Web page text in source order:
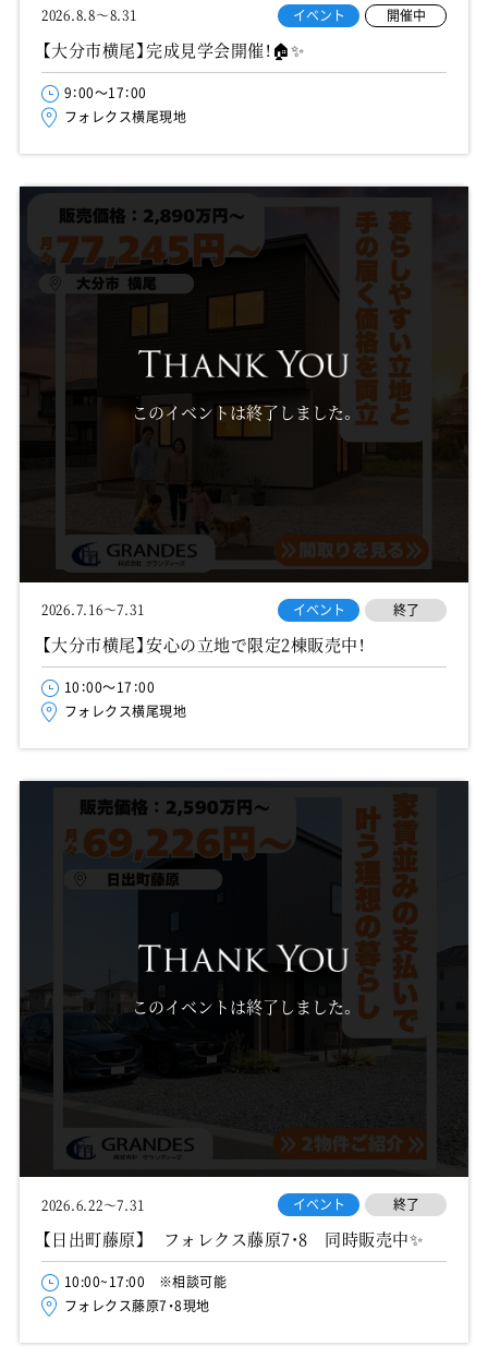
2026.8.8～8.31 イベント 開催中
【大分市横尾】完成見学会開催！🏠✨
9：00～17：00
フォレクス横尾現地
このイベントは終了しました。
2026.7.16～7.31 イベント 終了
【大分市横尾】安心の立地で限定2棟販売中！
10：00～17：00
フォレクス横尾現地
このイベントは終了しました。
2026.6.22～7.31 イベント 終了
【日出町藤原】 フォレクス藤原7・8 同時販売中✨
10:00~17:00 ※相談可能
フォレクス藤原7・8現地